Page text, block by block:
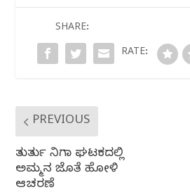
b
o
r A
p
ra
SHARE:
RATE:
PREVIOUS
ತುರ್ತು ನಿಗಾ ಘಟಕದಲ್ಲಿ
ಅಮ್ಮನ ಜೊತೆ ಹೋಳಿ
ಆಚರಣೆ